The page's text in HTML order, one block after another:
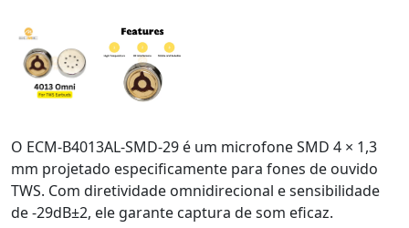
O ECM-B4013AL-SMD-29 é um microfone SMD 4 × 1,3
mm projetado especificamente para fones de ouvido
TWS. Com diretividade omnidirecional e sensibilidade
de -29dB±2, ele garante captura de som eficaz.